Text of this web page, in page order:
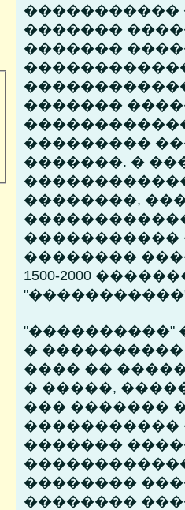
�����������
�������
�������
�������
���������
�������. �
��������,
�����������
��������
1500-2000
"�����������"
"����������"
�
���� ��
� �����,
��� �������
�����������
�������
��������
��������